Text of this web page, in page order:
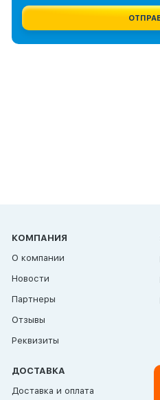
КОМПАНИЯ
О компании
Новости
Партнеры
Отзывы
Реквизиты
ДОСТАВКА
Доставка и оплата